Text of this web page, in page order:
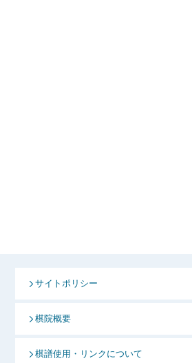
サイトポリシー
棋院概要
棋譜使用・リンクについて